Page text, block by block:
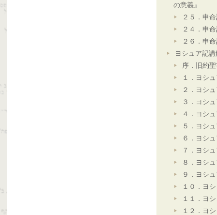
の意義』
２５．申
２４．申
２６．申
ヨシュア記講
序．旧約
１．ヨシ
２．ヨシ
３．ヨシ
４．ヨシ
５．ヨシ
６．ヨシ
７．ヨシ
８．ヨシ
９．ヨシ
１０．ヨ
１１．ヨ
１２．ヨ